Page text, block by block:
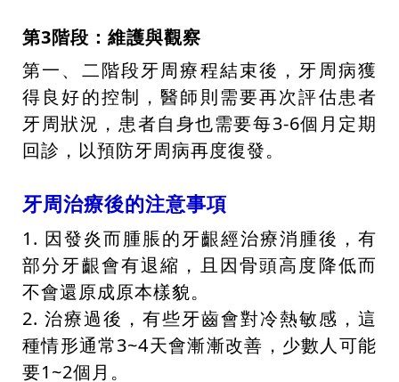
第3階段：維護與觀察
第一、二階段牙周療程結束後，牙周病獲
得良好的控制，醫師則需要再次評估患者
牙周狀況，患者自身也需要每3-6個月定期
回診，以預防牙周病再度復發。
牙周治療後的注意事項
1. 因發炎而腫脹的牙齦經治療消腫後，有
部分牙齦會有退縮，且因骨頭高度降低而
不會還原成原本樣貌。
2. 治療過後，有些牙齒會對冷熱敏感，這
種情形通常3~4天會漸漸改善，少數人可能
要1~2個月。